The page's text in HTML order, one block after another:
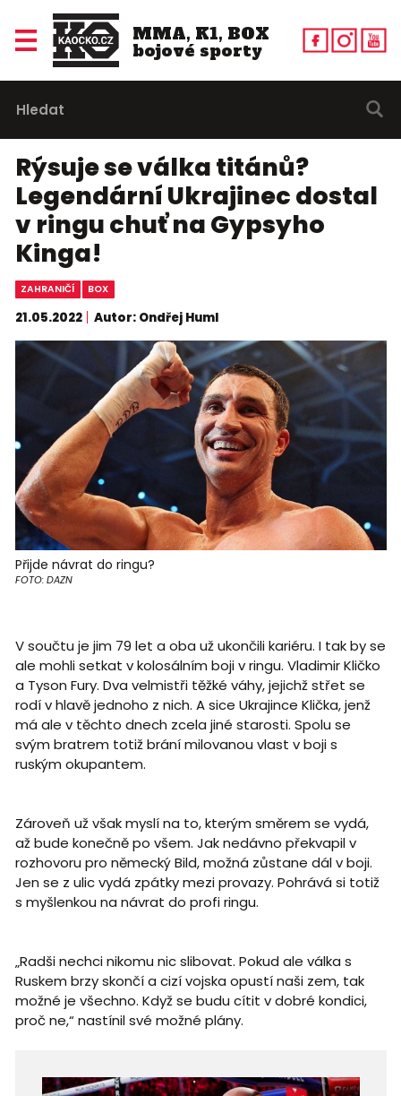
MMA, K1, BOX
bojové sporty
Rýsuje se válka titánů?
Legendární Ukrajinec dostal
v ringu chuť na Gypsyho
Kinga!
ZAHRANIČÍ BOX
21.05.2022 Autor: Ondřej Huml
Přijde návrat do ringu?
FOTO: DAZN
V součtu je jim 79 let a oba už ukončili kariéru. I tak by se
ale mohli setkat v kolosálním boji v ringu. Vladimir Kličko
a Tyson Fury. Dva velmistři těžké váhy, jejichž střet se
rodí v hlavě jednoho z nich. A sice Ukrajince Klička, jenž
má ale v těchto dnech zcela jiné starosti. Spolu se
svým bratrem totiž brání milovanou vlast v boji s
ruským okupantem.
Zároveň už však myslí na to, kterým směrem se vydá,
až bude konečně po všem. Jak nedávno překvapil v
rozhovoru pro německý Bild, možná zůstane dál v boji.
Jen se z ulic vydá zpátky mezi provazy. Pohrává si totiž
s myšlenkou na návrat do profi ringu.
„Radši nechci nikomu nic slibovat. Pokud ale válka s
Ruskem brzy skončí a cizí vojska opustí naši zem, tak
možné je všechno. Když se budu cítit v dobré kondici,
proč ne,“ nastínil své možné plány.